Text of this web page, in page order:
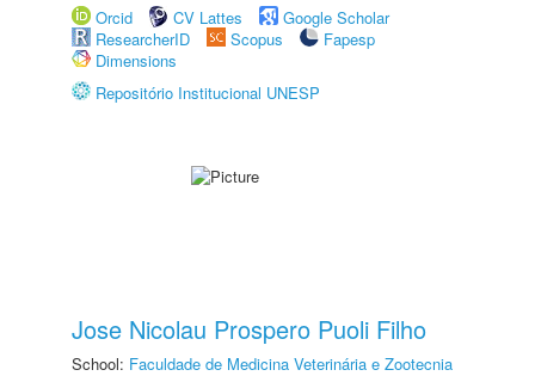
Orcid
CV Lattes
Google Scholar
ResearcherID
Scopus
Fapesp
Dimensions
Repositório Institucional UNESP
Jose Nicolau Prospero Puoli Filho
School: Faculdade de Medicina Veterinária e Zootecnia